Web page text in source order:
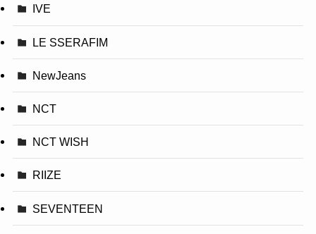
IVE
LE SSERAFIM
NewJeans
NCT
NCT WISH
RIIZE
SEVENTEEN